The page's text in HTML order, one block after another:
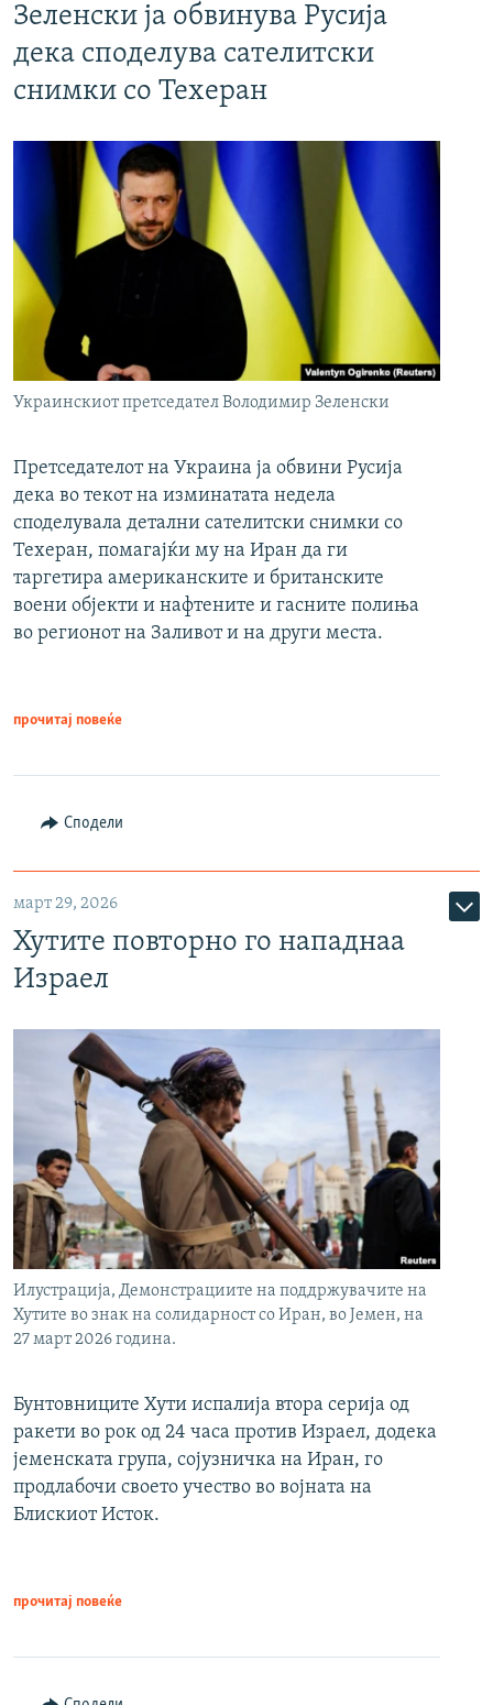
Зеленски ја обвинува Русија
дека споделува сателитски
снимки со Техеран
Украинскиот претседател Володимир Зеленски
Претседателот на Украина ја обвини Русија
дека во текот на изминатата недела
споделувала детални сателитски снимки со
Техеран, помагајќи му на Иран да ги
таргетира американските и британските
воени објекти и нафтените и гасните полиња
во регионот на Заливот и на други места.
прочитај повеќе
Сподели
март 29, 2026
Хутите повторно го нападнаа
Израел
Илустрација, Демонстрациите на поддржувачите на
Хутите во знак на солидарност со Иран, во Јемен, на
27 март 2026 година.
Бунтовниците Хути испалија втора серија од
ракети во рок од 24 часа против Израел, додека
јеменската група, сојузничка на Иран, го
продлабочи своето учество во војната на
Блискиот Исток.
прочитај повеќе